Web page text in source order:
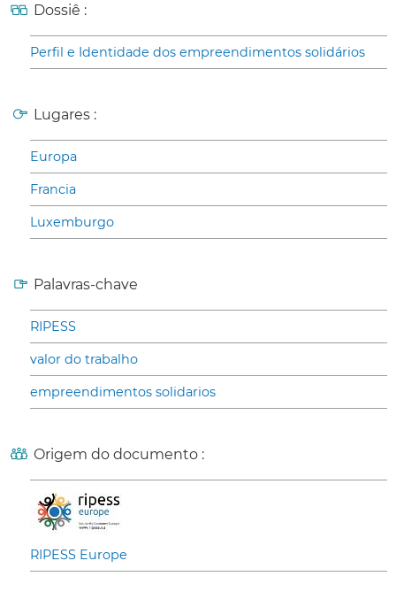
Dossiê :
Perfil e Identidade dos empreendimentos solidários
Lugares :
Europa
Francia
Luxemburgo
Palavras-chave
RIPESS
valor do trabalho
empreendimentos solidarios
Origem do documento :
RIPESS Europe